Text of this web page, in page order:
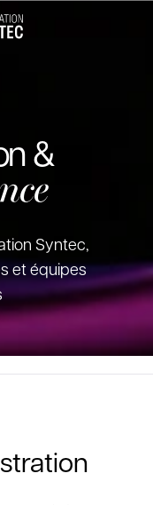
&
Syntec,
et équipes